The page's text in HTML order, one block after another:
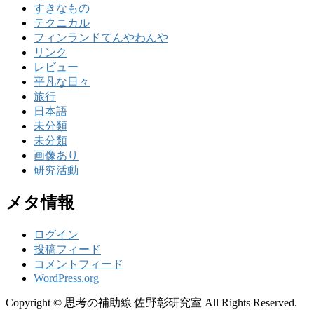
すきなもの
テクニカル
フィンランドてんやわんや
リンク
レビュー
平凡な日々
旅行
日本語
未分類
未分類
画像あり
研究活動
メタ情報
ログイン
投稿フィード
コメントフィード
WordPress.org
Copyright © 思考の補助線 佐野彰研究室 All Rights Reserved.